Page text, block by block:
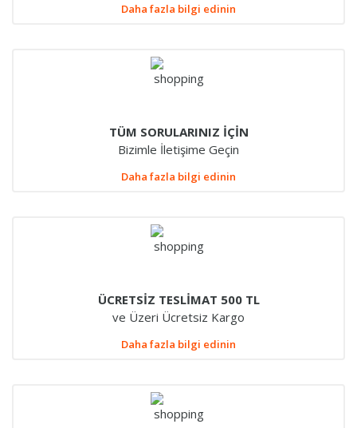
Daha fazla bilgi edinin
TÜM SORULARINIZ İÇİN
Bizimle İletişime Geçin
Daha fazla bilgi edinin
ÜCRETSİZ TESLİMAT 500 TL
ve Üzeri Ücretsiz Kargo
Daha fazla bilgi edinin